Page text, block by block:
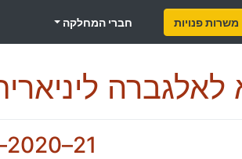
משרות פנויות חברי המחלקה
לאלגברה
21–2020–ב